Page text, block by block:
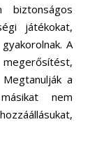
biztonságos
játékokat,
A
a
nem